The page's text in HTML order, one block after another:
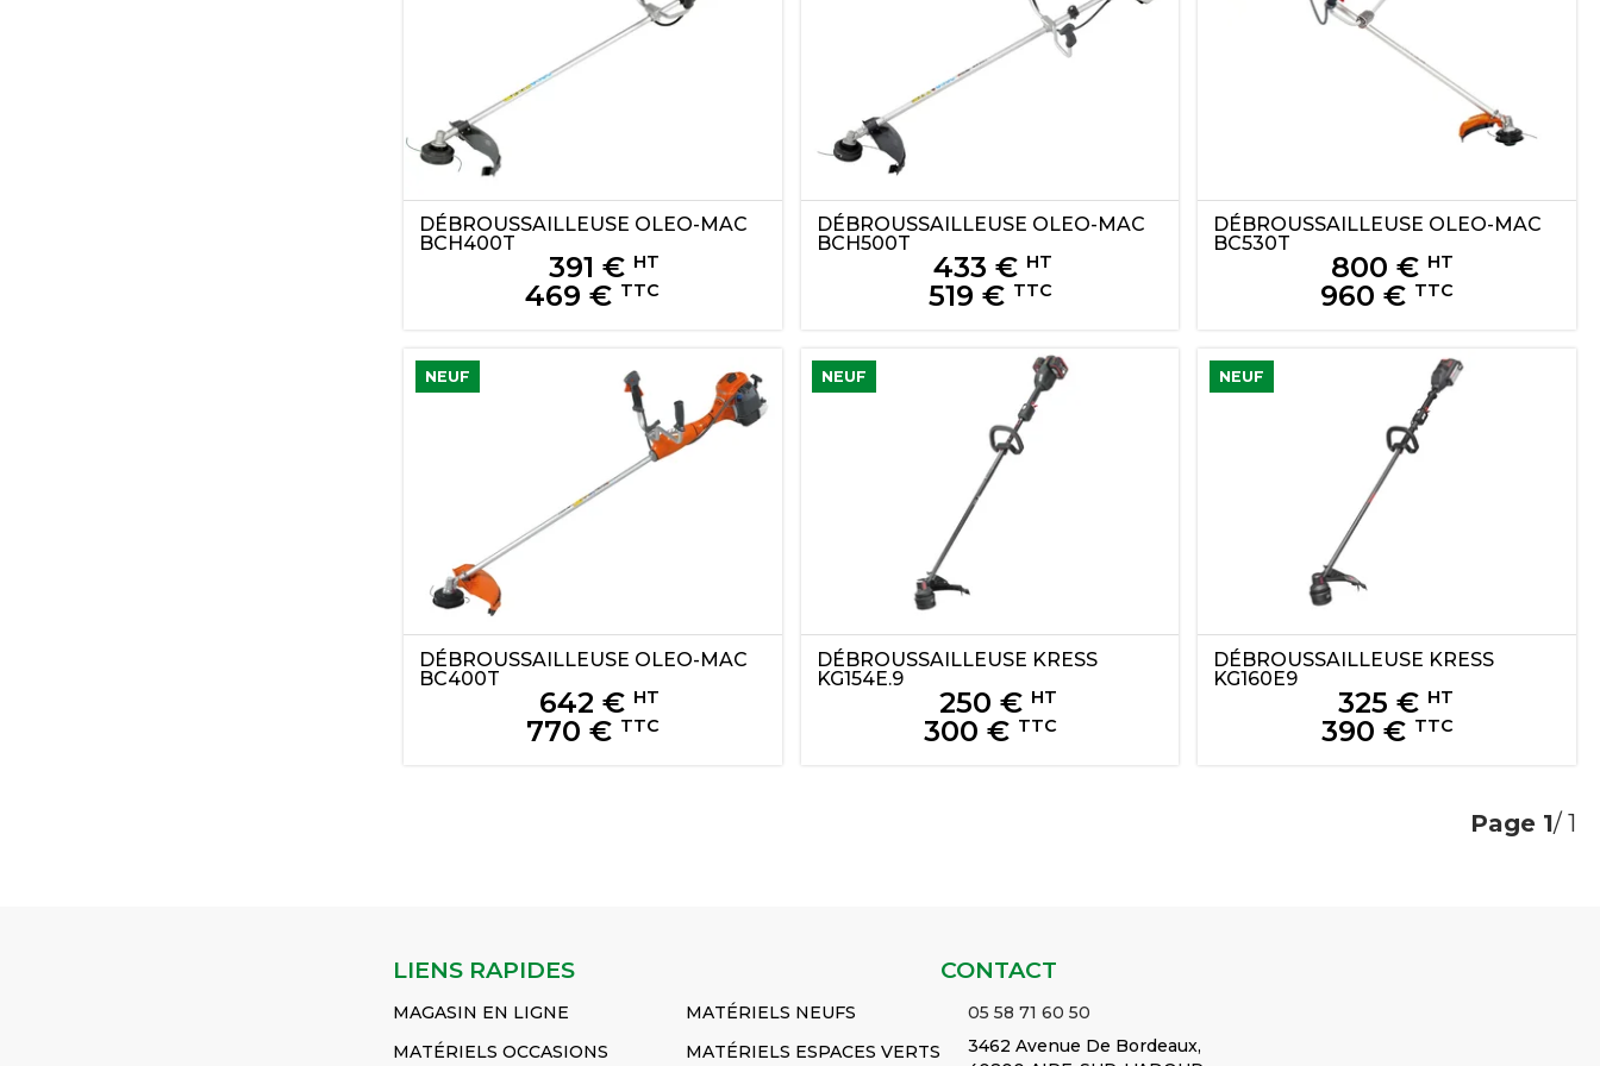
DÉBROUSSAILLEUSE OLEO-MAC
BCH400T
391 € HT
469€ TTC
DÉBROUSSAILLEUSE OLEO-MAC
BCH500T
433 € HT
519 € TTC
DÉBROUSSAILLEUSE OLEO-MAC
BC530T
800 € HT
960€ TTC
NEUF
DÉBROUSSAILLEUSE OLEO-MAC
BC400T
642 € HT
770 € TTC
NEUF
DÉBROUSSAILLEUSE KRESS
KG154E.9
250 € HT
300 € TTC
NEUF
DÉBROUSSAILLEUSE KRESS
KG160E9
325 € HT
390 € TTC
Page 1/ 1
LIENS RAPIDES
MAGASIN EN LIGNE
MATÉRIELS NEUFS
MATÉRIELS OCCASIONS
MATÉRIELS ESPACES VERTS
CONTACT
05 58 71 60 50
3462 Avenue De Bordeaux,